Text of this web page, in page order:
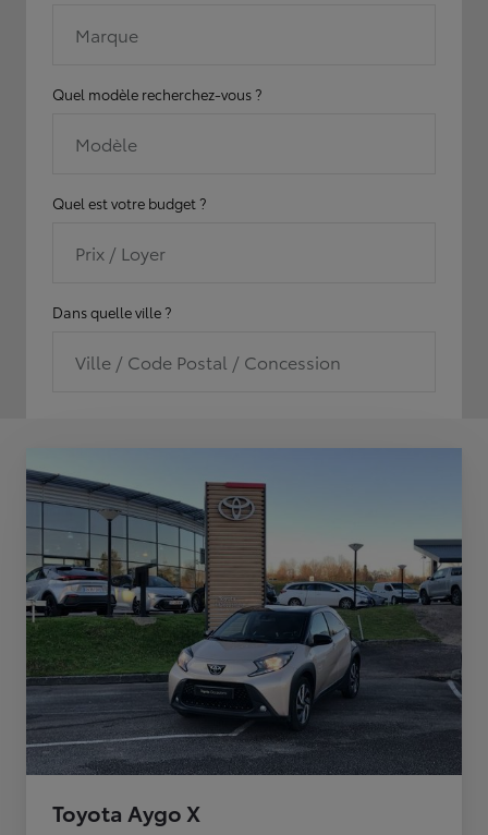
Marque
Quel modèle recherchez-vous ?
Modèle
Quel est votre budget ?
Prix / Loyer
Dans quelle ville ?
Ville / Code Postal / Concession
Toyota Aygo X